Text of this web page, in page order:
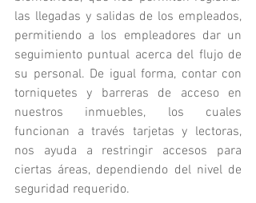
las llegadas y salidas de los empleados,
permitiendo a los empleadores dar un
seguimiento puntual acerca del flujo de
su personal. De igual forma, contar con
torniquetes y barreras de acceso en
nuestros inmuebles, los cuales
funcionan a través tarjetas y lectoras,
nos ayuda a restringir accesos para
ciertas áreas, dependiendo del nivel de
seguridad requerido.